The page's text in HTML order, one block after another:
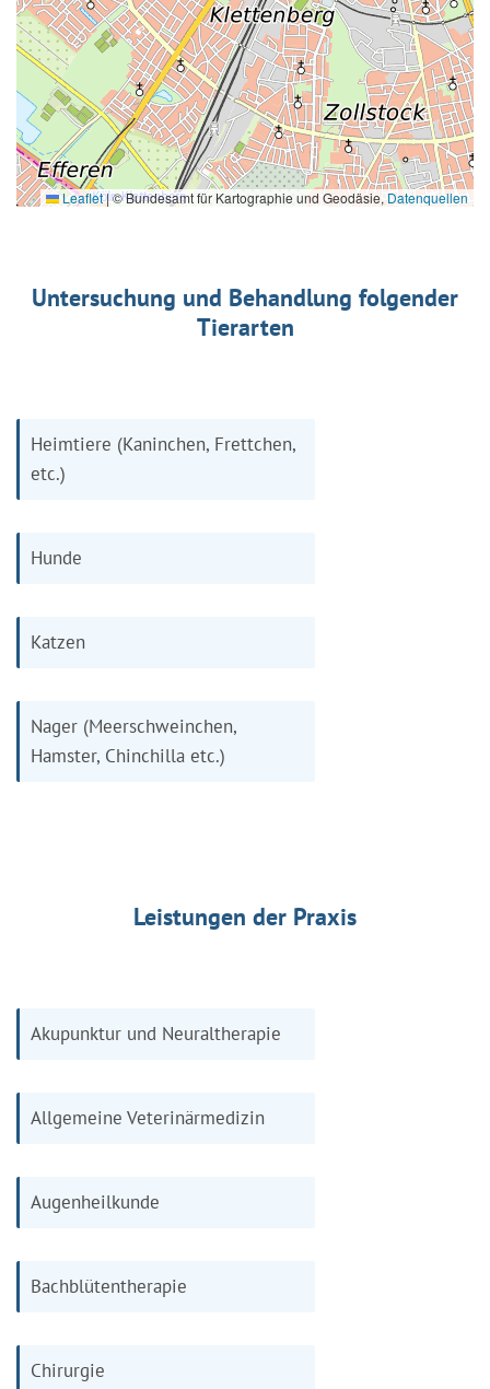
Leaflet|© Bundesamt für Kartographie und Geodäsie, Datenquellen
Untersuchung und Behandlung folgender
Tierarten
Heimtiere (Kaninchen, Frettchen,
etc.)
Hunde
Katzen
Nager (Meerschweinchen,
Hamster, Chinchilla etc.)
Leistungen der Praxis
Akupunktur und Neuraltherapie
Allgemeine Veterinärmedizin
Augenheilkunde
Bachblütentherapie
Chirurgie